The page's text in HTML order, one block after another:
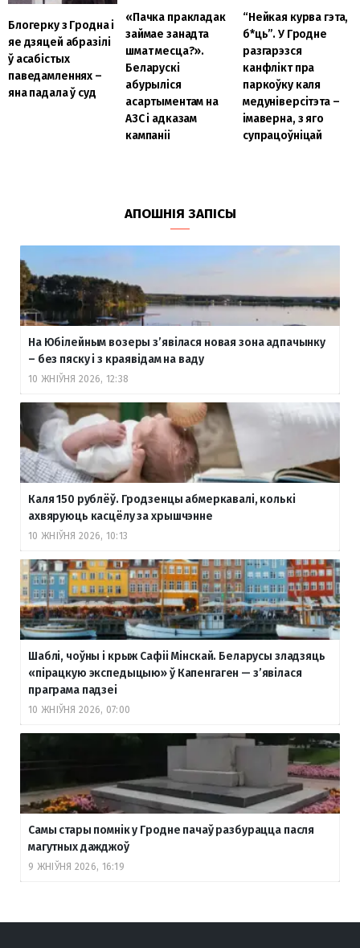
Блогерку з Гродна і
яе дзяцей абразілі
ў асабістых
паведамленнях –
яна падала ў суд
«Пачка пракладак
займае занадта
шмат месца?».
Беларускі
абурыліся
асартыментам на
АЗС і адказам
кампаніі
“Нейкая курва гэта,
б*ць”. У Гродне
разгарэзся
канфлікт пра
паркоўку каля
медуніверсітэта –
імаверна, з яго
супрацоўніцай
АПОШНІЯ ЗАПІСЫ
На Юбілейным возеры з’явілася новая зона адпачынку
– без пяску і з краявідам на ваду
10 ЖНІЎНЯ 2026, 12:38
Каля 150 рублёў. Гродзенцы абмеркавалі, колькі
ахвяруюць касцёлу за хрышчэнне
10 ЖНІЎНЯ 2026, 10:13
Шаблі, чоўны і крыж Сафіі Мінскай. Беларусы зладзяць
«пірацкую экспедыцыю» ў Капенгаген — з’явілася
праграма падзеі
10 ЖНІЎНЯ 2026, 07:00
Самы стары помнік у Гродне пачаў разбурацца пасля
магутных дажджоў
9 ЖНІЎНЯ 2026, 16:19